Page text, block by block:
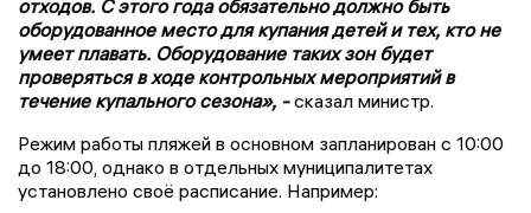
отходов. С этого года обязательно должно быть
оборудованное место для купания детей и тех, кто не
умеет плавать. Оборудование таких зон будет
проверяться в ходе контрольных мероприятий в
течение купального сезона», -сказал министр.
Режим работы пляжей в основном запланирован с 10:00
до 18:00, однако в отдельных муниципалитетах
установлено своё расписание. Например: